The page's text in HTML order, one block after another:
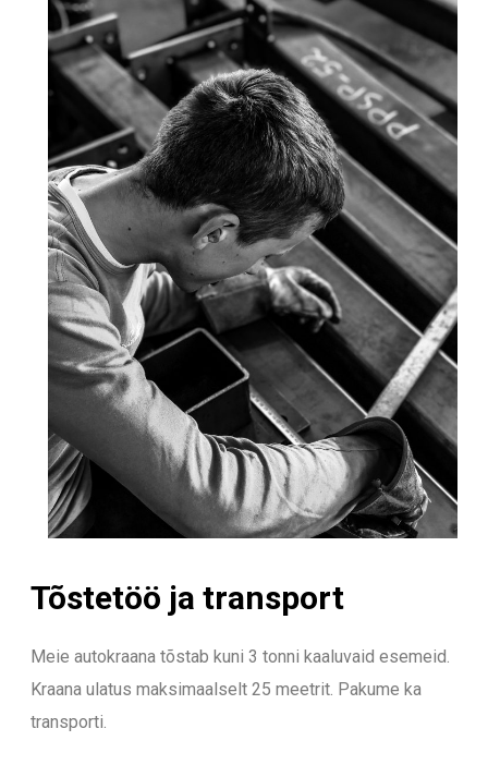
Tõstetöö ja transport
Meie autokraana tõstab kuni 3 tonni kaaluvaid esemeid.
Kraana ulatus maksimaalselt 25 meetrit. Pakume ka
transporti.